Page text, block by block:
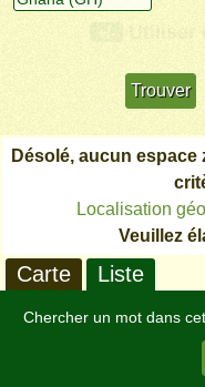
Désolé, aucun
Localisation
Veuillez
Carte Liste
Chercher un mot dans